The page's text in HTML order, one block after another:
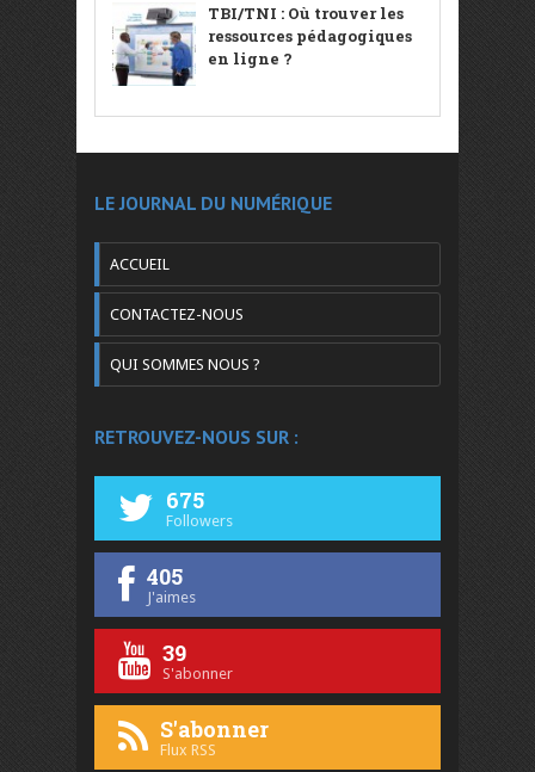
TBI/TNI : Où trouver les
ressources pédagogiques
en ligne ?
LE JOURNAL DU NUMÉRIQUE
ACCUEIL
CONTACTEZ-NOUS
QUI SOMMES NOUS ?
RETROUVEZ-NOUS SUR :
675
Followers
405
J'aimes
39
S'abonner
S'abonner
Flux RSS